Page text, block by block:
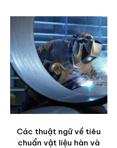
Các thuật ngữ về tiêu
chuẩn vật liệu hàn và